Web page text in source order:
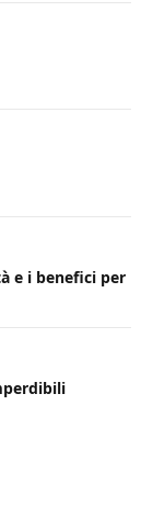
e i benefici per